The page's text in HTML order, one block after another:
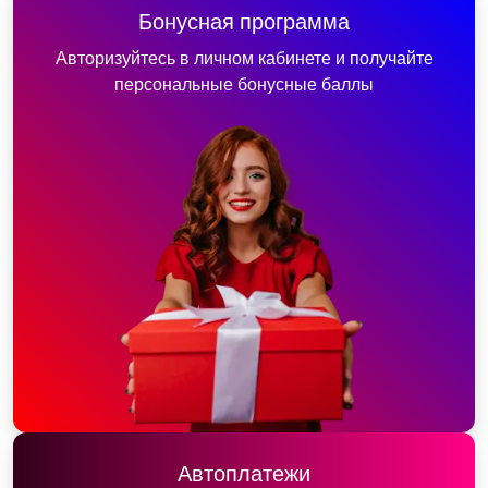
Бонусная программа
Авторизуйтесь в личном кабинете и получайте
персональные бонусные баллы
Автоплатежи